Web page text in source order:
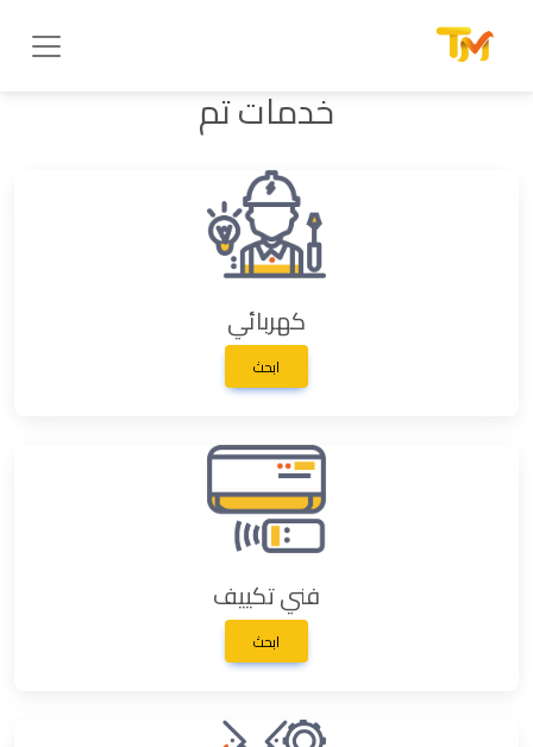
خدمات تم
كهربائي
ابحث
فني تكييف
ابحث